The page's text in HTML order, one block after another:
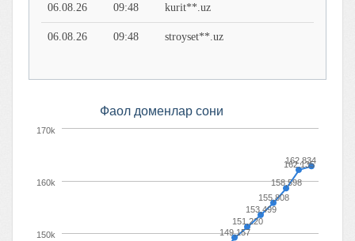
06.08.26 09:48 kurit**.uz
06.08.26 09:48 stroyset**.uz
Фaол доменлaр сони
149,157
151,220
153,499
155,808
158,598
162,135
162,834
150k
160k
170k